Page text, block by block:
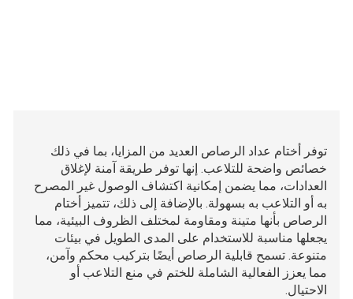
توفر أختام عداد الرصاص العديد من المزايا، بما في ذلك
خصائص واضحة للتلاعب. إنها توفر طريقة آمنة لإغلاق
العدادات، مما يضمن إمكانية اكتشاف الوصول غير المصرح
به أو التلاعب به بسهولة. بالإضافة إلى ذلك، تتميز أختام
الرصاص بأنها متينة ومقاومة لمختلف الظروف البيئية، مما
يجعلها مناسبة للاستخدام على المدى الطويل في بيئات
متنوعة. تسمح قابلية الرصاص أيضًا بتركيب محكم وآمن،
مما يعزز الفعالية الشاملة للختم في منع التلاعب أو
الاحتيال.